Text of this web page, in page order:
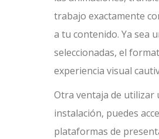
trabajo exactamente
a tu contenido. Ya sea
seleccionadas, el
experiencia visual
Otra ventaja de utilizar
instalación, puedes
plataformas de